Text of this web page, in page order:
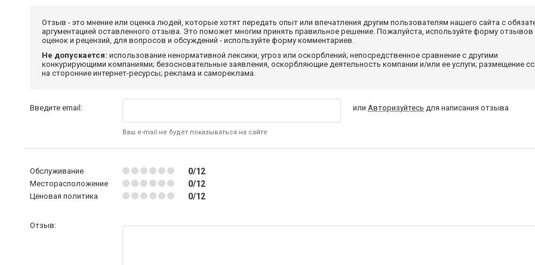
Отзыв - это мнение или оценка людей, которые хотят передать опыт или впечатления другим пользователям нашего сайта с
аргументацией оставленного отзыва. Это поможет многим принять правильное решение. Пожалуйста, используйте форму отзывов
оценок и рецензий, для вопросов и обсуждений - используйте форму комментариев.
Не допускается: использование ненормативной лексики, угроз или оскорблений; непосредственное сравнение с другими
конкурирующими компаниями; безосновательные заявления, оскорбляющие деятельность компании и/или ее услуги; размещение
на сторонние интернет-ресурсы; реклама и самореклама.
Введите email:
Ваш e-mail не будет показываться на сайте
илиАвторизуйтесь для написания отзыва
Обслуживание 0/12
Месторасположение 0/12
Ценовая политика 0/12
Отзыв: